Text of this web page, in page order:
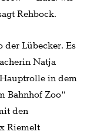
Rehbock.
der Lübecker. Es
Natja
in dem
Bahnhof Zoo“
den
Riemelt